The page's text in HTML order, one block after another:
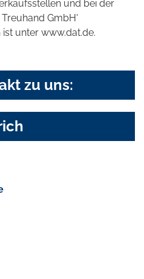
und bei der
GmbH'
unter www.dat.de.
zu uns: